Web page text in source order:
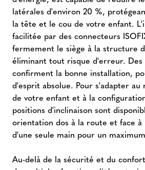
latérales d'environ 20 %,
la tête et le cou de votre enfant.
facilitée par des connecteurs
fermement le siège à la structure
éliminant tout risque d'erreur. Des
confirment la bonne installation,
d'esprit absolue. Pour s'adapter au
de votre enfant et à la
positions d'inclinaison sont
orientation dos à la route et face à
d'une seule main pour un
Au-delà de la sécurité et du